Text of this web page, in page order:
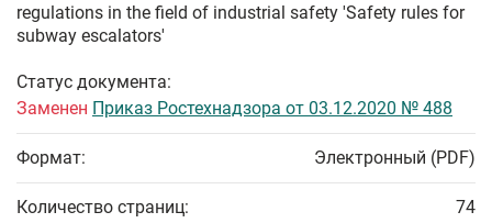
regulations in the field of industrial safety 'Safety rules for
subway escalators'
Статус документа:
Заменен Приказ Ростехнадзора от 03.12.2020 № 488
Формат: Электронный (PDF)
Количество страниц: 74